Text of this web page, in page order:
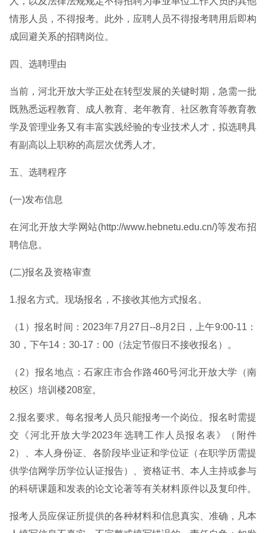
情形人员，不得报考。此外，应聘人员不得报考聘用后即构
成回避关系的招聘岗位。
四、选聘理由
当前，河北开放大学正处在转型发展的关键时期，急需一批
既熟悉远程教育、成人教育、老年教育、社区教育等教育教
学及管理业务又有丰富实践经验的专业技术人才，拟选聘具
有副高以上职称的高层次优秀人才。
五、选聘程序
(一)发布信息
在河北开放大学网站(http://www.hebnetu.edu.cn/)等发布招
聘信息。
(二)报名及资格审查
1.报名方式。现场报名，不接收其他方式报名。
（1）报名时间：2023年7月27日--8月2日，上午9:00-11：
30，下午14：30-17：00（法定节假日不接收报名）。
（2）报名地点：石家庄市合作路460号河北开放大学（南
校区）培训楼208室。
2.报名要求。每名报考人员只能报考一个岗位。报名时需提
交《河北开放大学2023年选聘工作人员报名表》（附件
2）、本人身份证、各阶段毕业证和学位证（在职学历需提
供学信网学历学位认证报告）、资格证书、本人主持或参与
的科研课题和发表的论文论著等有关材料原件以及复印件。
报考人员应保证所提供的各种材料和信息真实、准确，凡本